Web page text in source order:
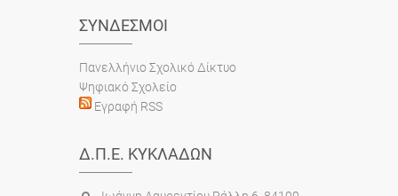
ΣΎΝΔΕΣΜΟΙ
Πανελλήνιο Σχολικό Δίκτυο
Ψηφιακό Σχολείο
Εγραφή RSS
Δ.Π.Ε. ΚΥΚΛΆΔΩΝ